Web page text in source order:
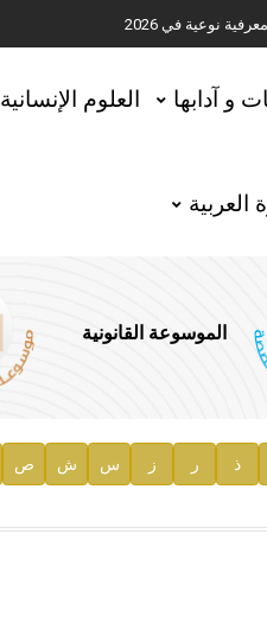
نوعية في 2026
و آدابها العلوم الإنسانية
العربية
الموسوعة القانونية
ذ ر ز س ش ص